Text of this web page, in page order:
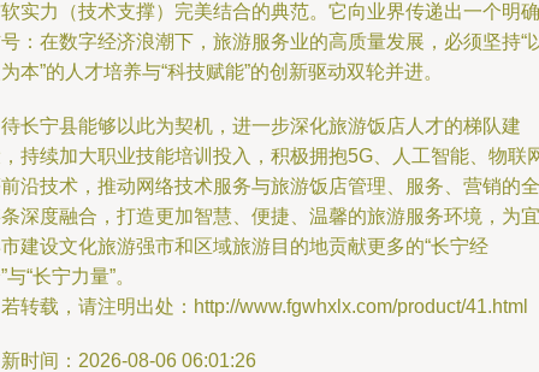
实力（技术支撑）完美结合的典范。它向业界传递出一个明确
：在数字经济浪潮下，旅游服务业的高质量发展，必须坚持“
本”的人才培养与“科技赋能”的创新驱动双轮并进。
长宁县能够以此为契机，进一步深化旅游饭店人才的梯队建
持续加大职业技能培训投入，积极拥抱5G、人工智能、物联
沿技术，推动网络技术服务与旅游饭店管理、服务、营销的全
深度融合，打造更加智慧、便捷、温馨的旅游服务环境，为宜
建设文化旅游强市和区域旅游目的地贡献更多的“长宁经
与“长宁力量”。
转载，请注明出处：http://www.fgwhxlx.com/product/41.html
时间：2026-08-06 06:01:26